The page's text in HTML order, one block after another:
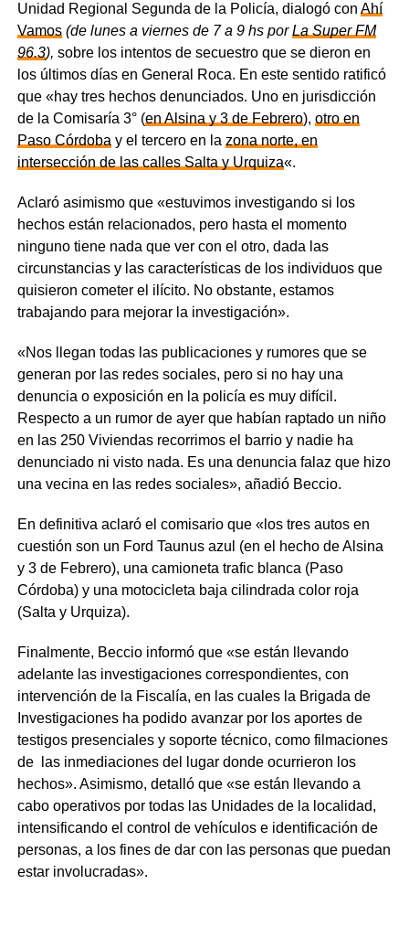
Unidad Regional Segunda de la Policía, dialogó con Ahí
Vamos (de lunes a viernes de 7 a 9 hs porLa Super FM
96.3), sobre los intentos de secuestro que se dieron en
los últimos días en General Roca. En este sentido ratificó
que «hay tres hechos denunciados. Uno en jurisdicción
de la Comisaría 3° (en Alsina y 3 de Febrero), otro en
Paso Córdoba y el tercero en la zona norte, en
intersección de las calles Salta y Urquiza«.
Aclaró asimismo que «estuvimos investigando si los
hechos están relacionados, pero hasta el momento
ninguno tiene nada que ver con el otro, dada las
circunstancias y las características de los individuos que
quisieron cometer el ilícito. No obstante, estamos
trabajando para mejorar la investigación».
«Nos llegan todas las publicaciones y rumores que se
generan por las redes sociales, pero si no hay una
denuncia o exposición en la policía es muy difícil.
Respecto a un rumor de ayer que habían raptado un niño
en las 250 Viviendas recorrimos el barrio y nadie ha
denunciado ni visto nada. Es una denuncia falaz que hizo
una vecina en las redes sociales», añadió Beccio.
En definitiva aclaró el comisario que «los tres autos en
cuestión son un Ford Taunus azul (en el hecho de Alsina
y 3 de Febrero), una camioneta trafic blanca (Paso
Córdoba) y una motocicleta baja cilindrada color roja
(Salta y Urquiza).
Finalmente, Beccio informó que «se están llevando
adelante las investigaciones correspondientes, con
intervención de la Fiscalía, en las cuales la Brigada de
Investigaciones ha podido avanzar por los aportes de
testigos presenciales y soporte técnico, como filmaciones
de las inmediaciones del lugar donde ocurrieron los
hechos». Asimismo, detalló que «se están llevando a
cabo operativos por todas las Unidades de la localidad,
intensificando el control de vehículos e identificación de
personas, a los fines de dar con las personas que puedan
estar involucradas».